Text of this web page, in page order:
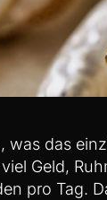
was das
Geld,
pro Tag.